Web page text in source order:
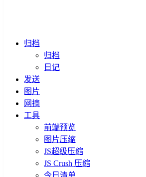
归档
归档
日记
发送
图片
网摘
工具
前端预览
图片压缩
JS超级压缩
JS Crush 压缩
今日清单